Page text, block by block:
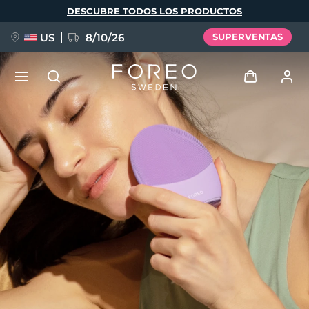
DESCUBRE TODOS LOS PRODUCTOS
US 8/10/26 SUPERVENTAS
Perfil de usuario
Mis dispositivos
Mis pedidos
Mis direcciones
Mis suscripciones
NUEVO
FAQ™ Pure Beauty-Tech Elixir
BREAKING NEWS
issa™ Teeth Whitening Set
Idioma
English Deutsch
Español
Français
Italiano
Português
Svenska
Русский
Türkçe
简体中文 繁體中文